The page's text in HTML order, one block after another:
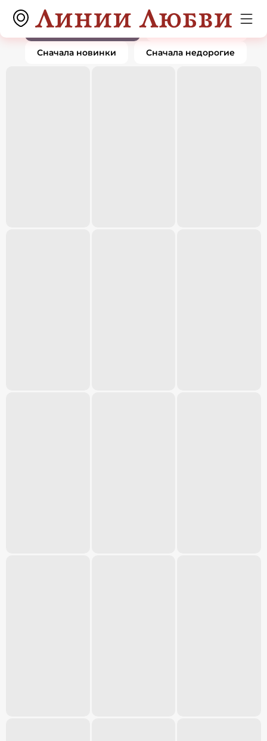
Колье
0 товаров
По популярности
Сначала дорогие
Сначала новинки Сначала недорогие